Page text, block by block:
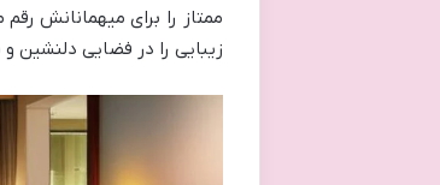
ممتاز را برای میهمانانش
زیبایی را در فضایی دلنشین